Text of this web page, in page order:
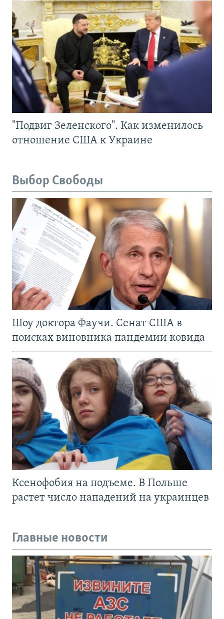
"Подвиг Зеленского". Как изменилось
отношение США к Украине
Выбор Свободы
Шоу доктора Фаучи. Сенат США в
поисках виновника пандемии ковида
Ксенофобия на подъеме. В Польше
растет число нападений на украинцев
Главные новости